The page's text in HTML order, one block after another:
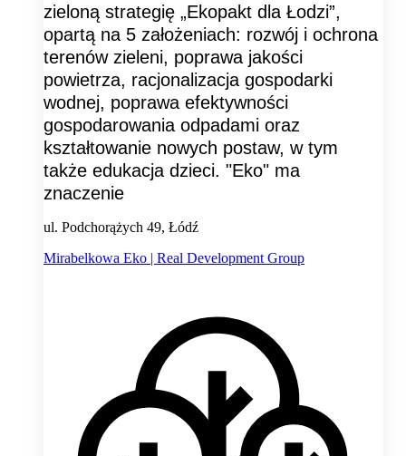
zieloną strategię „Ekopakt dla Łodzi”,
opartą na 5 założeniach: rozwój i ochrona
terenów zieleni, poprawa jakości
powietrza, racjonalizacja gospodarki
wodnej, poprawa efektywności
gospodarowania odpadami oraz
kształtowanie nowych postaw, w tym
także edukacja dzieci. "Eko" ma
znaczenie
ul. Podchorążych 49, Łódź
Mirabelkowa Eko | Real Development Group